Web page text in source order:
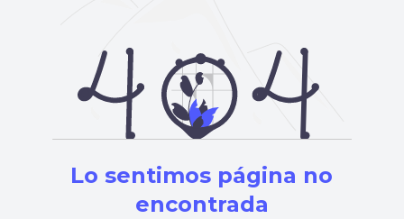
Lo sentimos página no
encontrada